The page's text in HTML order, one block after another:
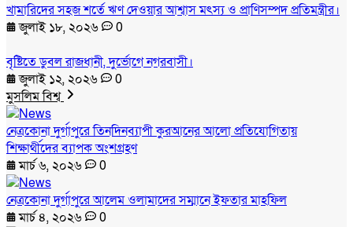
খামারিদের সহজ শর্তে ঋণ দেওয়ার আশ্বাস মৎস্য ও প্রাণিসম্পদ প্রতিমন্ত্রীর।
জুলাই ১৮, ২০২৬
0
বৃষ্টিতে ডুবল রাজধানী, দুর্ভোগে নগরবাসী।
জুলাই ১২, ২০২৬
0
মুসলিম বিশ্ব
নেত্রকোনা দুর্গাপুরে তিনদিনব্যাপী কুরআনের আলো প্রতিযোগিতায়
শিক্ষার্থীদের ব্যাপক অংশগ্রহণ
মার্চ ৬, ২০২৬
0
নেত্রকোনা দুর্গাপুরে আলেম ওলামাদের সম্মানে ইফতার মাহফিল
মার্চ ৪, ২০২৬
0